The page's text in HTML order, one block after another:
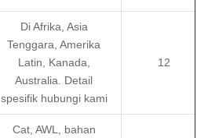
Di Afrika, Asia
Tenggara, Amerika
Latin, Kanada,
Australia. Detail
spesifik hubungi kami
12
Cat, AWL, bahan